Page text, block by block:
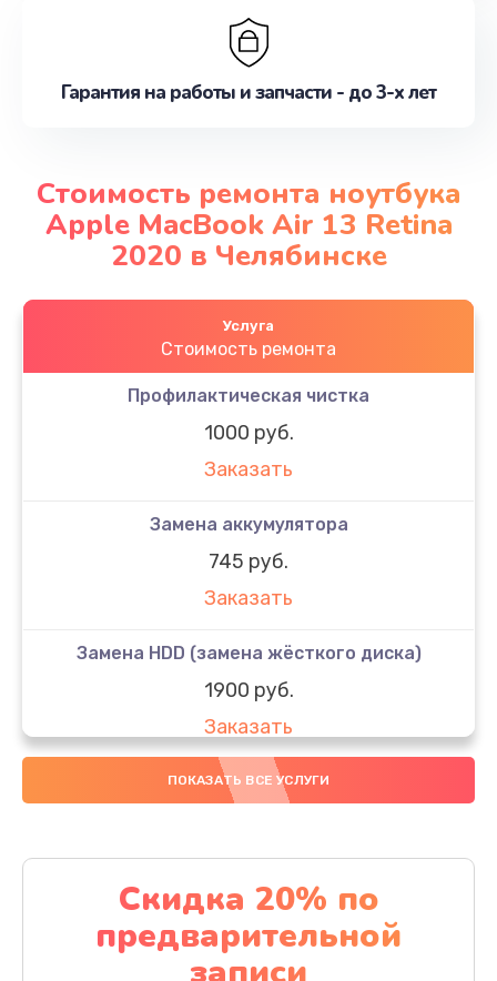
Гарантия на работы и запчасти - до 3-х лет
Стоимость ремонта ноутбука
Apple MacBook Air 13 Retina
2020 в Челябинске
Услуга
Стоимость ремонта
Профилактическая чистка
1000 руб.
Заказать
Замена аккумулятора
745 руб.
Заказать
Замена HDD (замена жёсткого диска)
1900 руб.
Заказать
Замена кулера
Заказать
Замена процессора
1500 руб.
ПОКАЗАТЬ ВСЕ УСЛУГИ
Скидка 20% по
предварительной